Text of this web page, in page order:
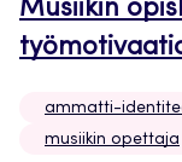
Musiikin
ammatti-
musiikin opettaja